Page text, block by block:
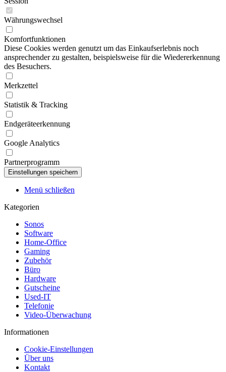
Währungswechsel
Komfortfunktionen
Diese Cookies werden genutzt um das Einkaufserlebnis noch
ansprechender zu gestalten, beispielsweise für die Wiedererkennung
des Besuchers.
Merkzettel
Statistik & Tracking
Endgeräteerkennung
Google Analytics
Partnerprogramm
Menü schließen
Kategorien
Sonos
Software
Home-Office
Gaming
Zubehör
Büro
Hardware
Gutscheine
Used-IT
Telefonie
Video-Überwachung
Informationen
Cookie-Einstellungen
Über uns
Kontakt